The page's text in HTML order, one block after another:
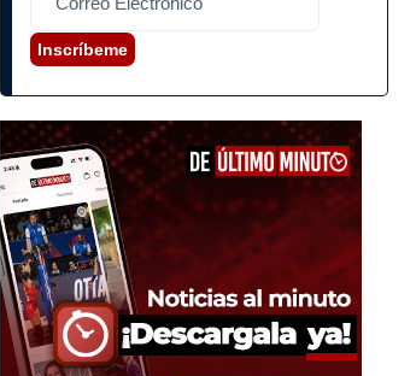
Inscríbeme